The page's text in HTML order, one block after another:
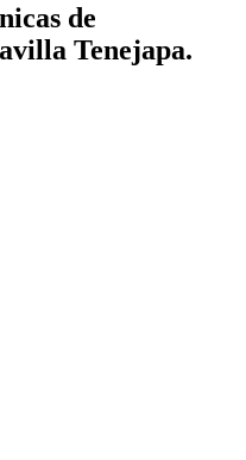
de
Tenejapa.